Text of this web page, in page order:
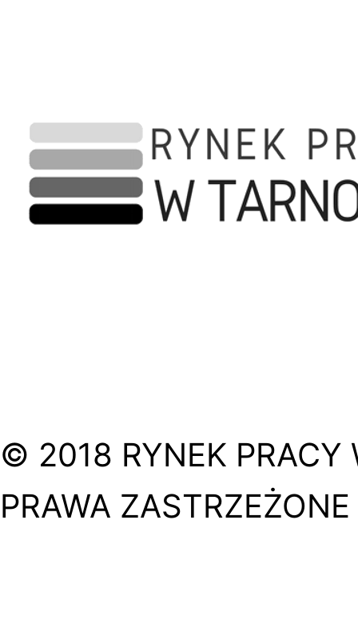
© 2018 RYNEK PRACY
PRAWA ZASTRZEŻONE